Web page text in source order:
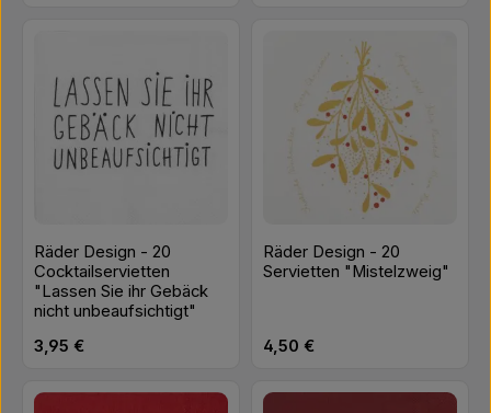
Räder Design - 20
Cocktailservietten
"Lassen Sie ihr Gebäck
nicht unbeaufsichtigt"
Regulärer Preis:
3,95 €
Räder Design - 20
Servietten "Mistelzweig"
Regulärer Preis:
4,50 €